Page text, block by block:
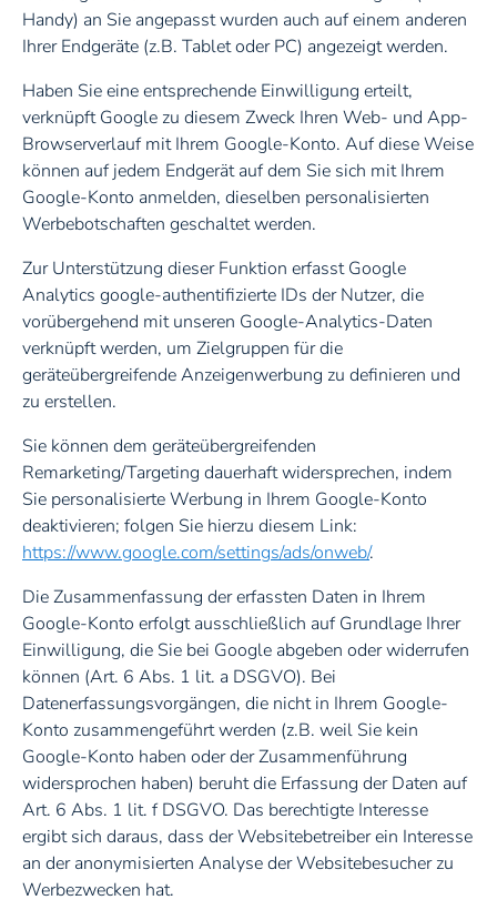
Handy) an Sie angepasst wurden auch auf einem anderen
Ihrer Endgeräte (z.B. Tablet oder PC) angezeigt werden.
Haben Sie eine entsprechende Einwilligung erteilt,
verknüpft Google zu diesem Zweck Ihren Web- und App-
Browserverlauf mit Ihrem Google-Konto. Auf diese Weise
können auf jedem Endgerät auf dem Sie sich mit Ihrem
Google-Konto anmelden, dieselben personalisierten
Werbebotschaften geschaltet werden.
Zur Unterstützung dieser Funktion erfasst Google
Analytics google-authentifizierte IDs der Nutzer, die
vorübergehend mit unseren Google-Analytics-Daten
verknüpft werden, um Zielgruppen für die
geräteübergreifende Anzeigenwerbung zu definieren und
zu erstellen.
Sie können dem geräteübergreifenden
Remarketing/Targeting dauerhaft widersprechen, indem
Sie personalisierte Werbung in Ihrem Google-Konto
deaktivieren; folgen Sie hierzu diesem Link:
https://www.google.com/settings/ads/onweb/.
Die Zusammenfassung der erfassten Daten in Ihrem
Google-Konto erfolgt ausschließlich auf Grundlage Ihrer
Einwilligung, die Sie bei Google abgeben oder widerrufen
können (Art. 6 Abs. 1 lit. a DSGVO). Bei
Datenerfassungsvorgängen, die nicht in Ihrem Google-
Konto zusammengeführt werden (z.B. weil Sie kein
Google-Konto haben oder der Zusammenführung
widersprochen haben) beruht die Erfassung der Daten auf
Art. 6 Abs. 1 lit. f DSGVO. Das berechtigte Interesse
ergibt sich daraus, dass der Websitebetreiber ein Interesse
an der anonymisierten Analyse der Websitebesucher zu
Werbezwecken hat.